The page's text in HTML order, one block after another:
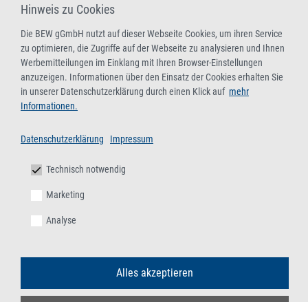
Hinweis zu Cookies
Die BEW gGmbH nutzt auf dieser Webseite Cookies, um ihren Service
zu optimieren, die Zugriffe auf der Webseite zu analysieren und Ihnen
Werbemitteilungen im Einklang mit Ihren Browser-Einstellungen
anzuzeigen. Informationen über den Einsatz der Cookies erhalten Sie
in unserer Datenschutzerklärung durch einen Klick auf mehr
Informationen.
Datenschutzerklärung Impressum
Technisch notwendig
Marketing
Analyse
Alles akzeptieren